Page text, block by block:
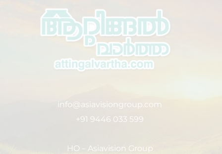
info@asiavisiongroup.com
+91 9446 033 599
HO – Asiavision Group